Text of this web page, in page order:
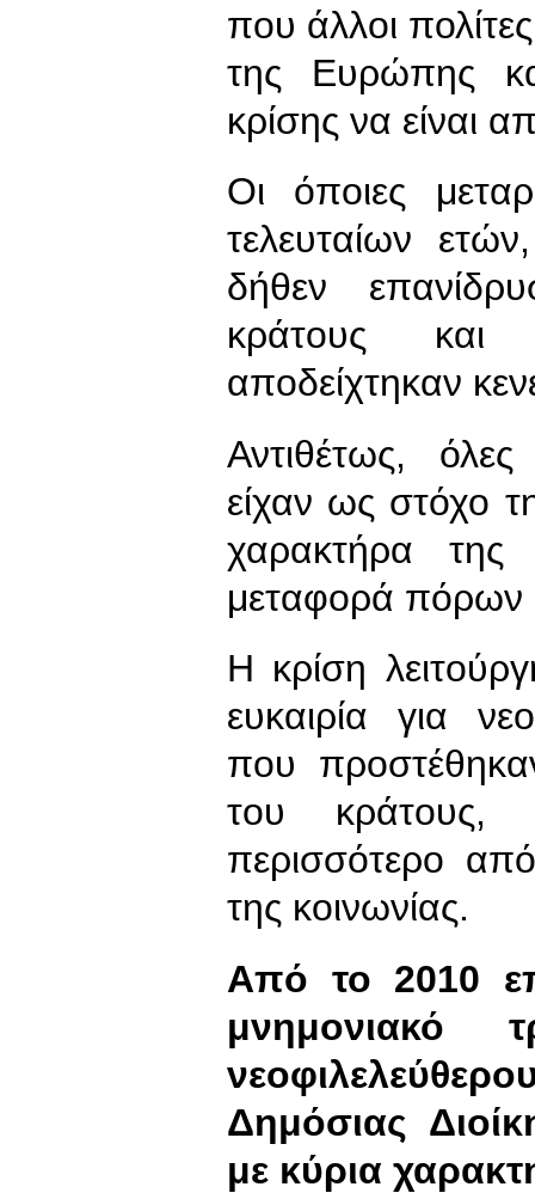
που άλλοι
της Ευρώπης
κρίσης να είναι
Οι όποιες
τελευταίων
δήθεν
κράτους και
αποδείχτηκαν
Αντιθέτως,
είχαν ως στόχο
χαρακτήρα της
μεταφορά πόρων
Η κρίση
ευκαιρία για
που
του κράτους,
περισσότερο
της κοινωνίας.
Από το 2010
Δημόσιας
με κύρια